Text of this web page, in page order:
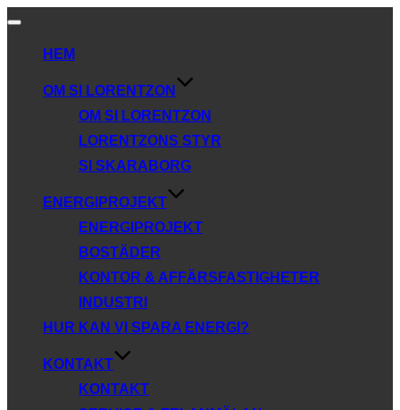
Slå
navigering
HEM
OM SI LORENTZON
OM SI LORENTZON
LORENTZONS STYR
SI SKARABORG
ENERGIPROJEKT
ENERGIPROJEKT
BOSTÄDER
KONTOR & AFFÄRSFASTIGHETER
INDUSTRI
HUR KAN VI SPARA ENERGI?
KONTAKT
KONTAKT